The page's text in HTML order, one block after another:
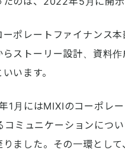
ーポレートファイナンス
らストーリー設計、資料
います。
1月にはMIXIのコーポレ
コミュニケーションにつ
りました。その一環とし